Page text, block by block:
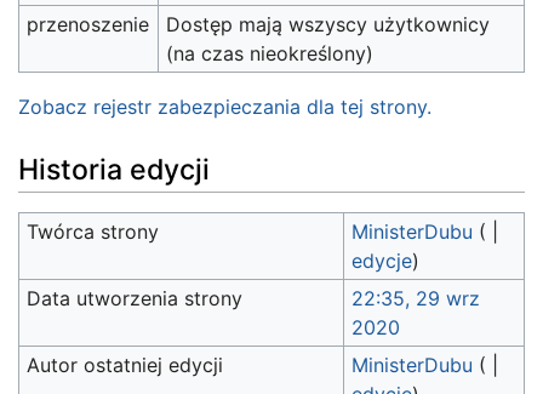
przenoszenie
Dostęp mają wszyscy użytkownicy
(na czas nieokreślony)
Zobacz rejestr zabezpieczania dla tej strony.
Historia edycji
Twórca strony MinisterDubu (
edycje)
Data utworzenia strony
22:35, 29 wrz
2020
Autor ostatniej edycji
MinisterDubu (